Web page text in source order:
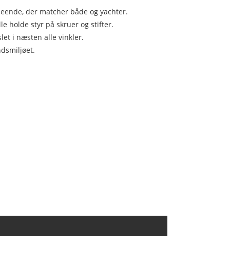
der matcher både og yachter.
holde styr på skruer og stifter.
i næsten alle vinkler.